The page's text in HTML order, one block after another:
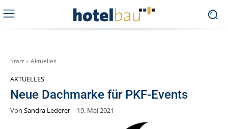
Start Aktuelles
AKTUELLES
Neue Dachmarke für PKF-Events
Von Sandra Lederer 19. Mai 2021